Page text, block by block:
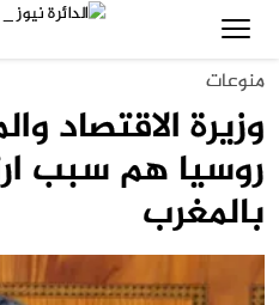
منوعات
وزيرة الاقتصاد
روسيا هم سبب
بالمغرب